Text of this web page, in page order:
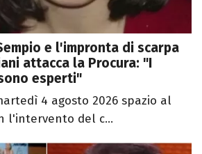
e l'impronta di scarpa
attacca la Procura: "I
esperti"
4 agosto 2026 spazio al
l'intervento del c...